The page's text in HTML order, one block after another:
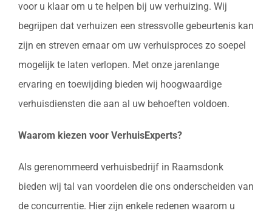
voor u klaar om u te helpen bij uw verhuizing. Wij
begrijpen dat verhuizen een stressvolle gebeurtenis kan
zijn en streven ernaar om uw verhuisproces zo soepel
mogelijk te laten verlopen. Met onze jarenlange
ervaring en toewijding bieden wij hoogwaardige
verhuisdiensten die aan al uw behoeften voldoen.
Waarom kiezen voor VerhuisExperts?
Als gerenommeerd verhuisbedrijf in Raamsdonk
bieden wij tal van voordelen die ons onderscheiden van
de concurrentie. Hier zijn enkele redenen waarom u